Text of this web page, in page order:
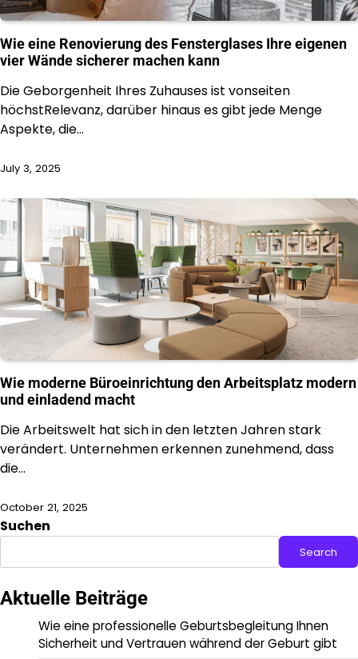
Wie eine Renovierung des Fensterglases Ihre eigenen
vier Wände sicherer machen kann
Die Geborgenheit Ihres Zuhauses ist vonseiten
höchstRelevanz, darüber hinaus es gibt jede Menge
Aspekte, die…
July 3, 2025
Wie moderne Büroeinrichtung den Arbeitsplatz modern
und einladend macht
Die Arbeitswelt hat sich in den letzten Jahren stark
verändert. Unternehmen erkennen zunehmend, dass
die…
October 21, 2025
Suchen
Search
Aktuelle Beiträge
Wie eine professionelle Geburtsbegleitung Ihnen
Sicherheit und Vertrauen während der Geburt gibt